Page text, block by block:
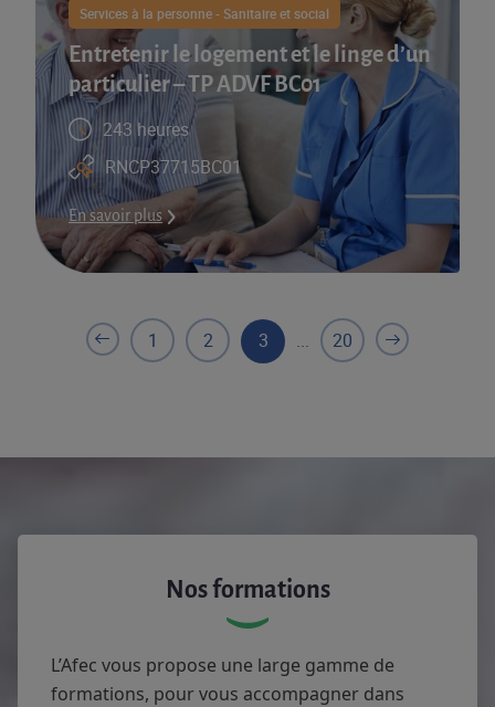
Services à la personne - Sanitaire et social
Entretenir le logement et le linge d’un
particulier – TP ADVF BC01
243 heures
RNCP37715BC01
En savoir plus
1 2 3 ... 20
Nos formations
L’Afec vous propose une large gamme de
formations, pour vous accompagner dans